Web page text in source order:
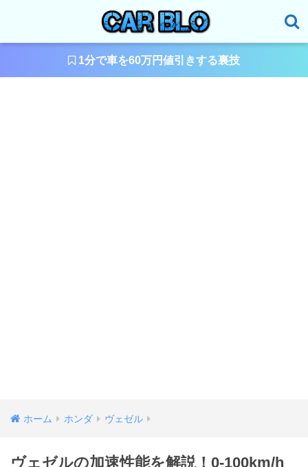
1分で車を60万円値引きする裏技
ホーム ホンダ ヴェゼル
ヴェゼルの加速性能を解説！0-100km/h